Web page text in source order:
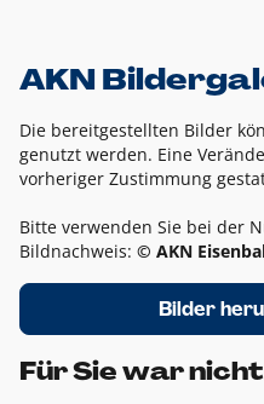
AKN
Die bereitgestellten Bilder
genutzt werden. Eine
vorheriger Zustimmung
Bitte verwenden Sie bei der
Bildnachweis: © AKN
Bilder
Für Sie war